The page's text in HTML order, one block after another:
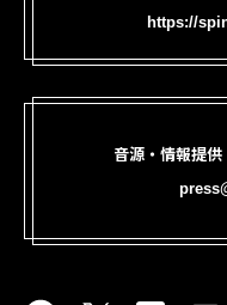
https://
音源・情報提供